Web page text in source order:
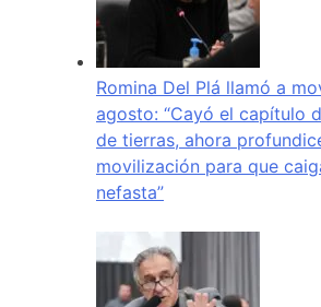
Romina Del Plá llamó a
agosto: “Cayó el capítulo
de tierras, ahora
movilización para que
nefasta”